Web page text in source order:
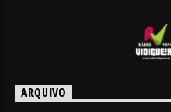
ARQUIVO